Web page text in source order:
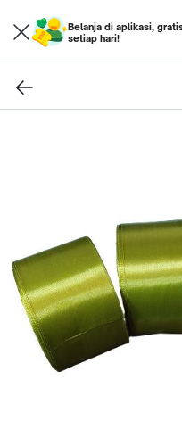
Belanja di aplikasi,
setiap hari!